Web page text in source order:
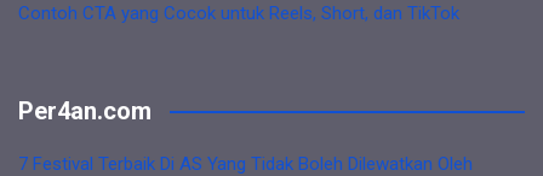
Contoh CTA yang Cocok untuk Reels, Short, dan TikTok
Per4an.com
7 Festival Terbaik Di AS Yang Tidak Boleh Dilewatkan Oleh